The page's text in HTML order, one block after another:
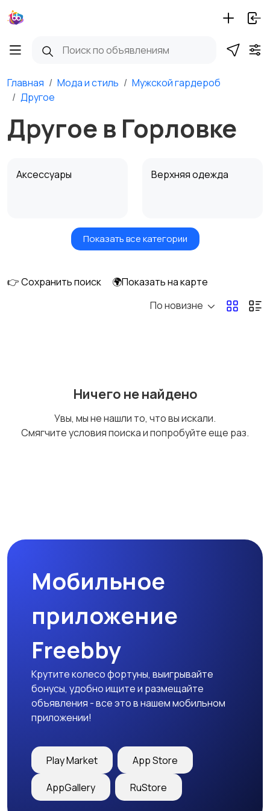
Главная Мода и стиль
Мужской гардероб
Другое
Другое в Горловке
Аксессуары Верхняя одежда
Головные уборы Домашняя одежда
Нижнее белье
Футболки и поло Штаны и шорты
Другое
Показать все категории
👉 Сохранить поиск
🌍Показать на карте
По новизне
Ничего не найдено
Увы, мы не нашли то, что вы искали.
Смягчите условия поиска и попробуйте еще раз.
Мобильное
приложение
Freebby
Крутите колесо фортуны, выигрывайте
бонусы, удобно ищите и размещайте
объявления - все это в нашем мобильном
приложении!
Play Market App Store
AppGallery RuStore